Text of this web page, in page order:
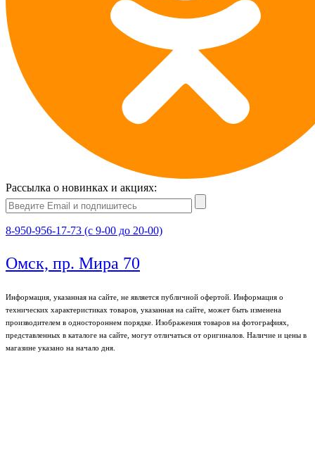
Рассылка о новинках и акциях:
8-950-956-17-73 (с 9-00 до 20-00)
Омск, пр. Мира 70
Информация, указанная на сайте, не является публичной офертой. Информация о
технических характеристиках товаров, указанная на сайте, может быть изменена
производителем в одностороннем порядке. Изображения товаров на фотографиях,
представленных в каталоге на сайте, могут отличаться от оригиналов. Наличие и цены в
магазине указано на начало дня.